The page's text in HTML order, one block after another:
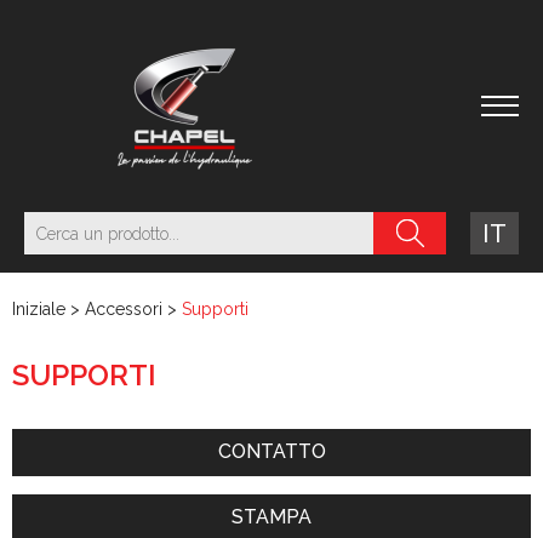
IT
Iniziale > Accessori > Supporti
SUPPORTI
CONTATTO
STAMPA